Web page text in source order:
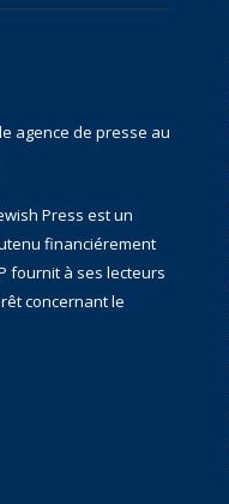
agence de presse au
Press est un
financiérement
fournit à ses lecteurs
concernant le